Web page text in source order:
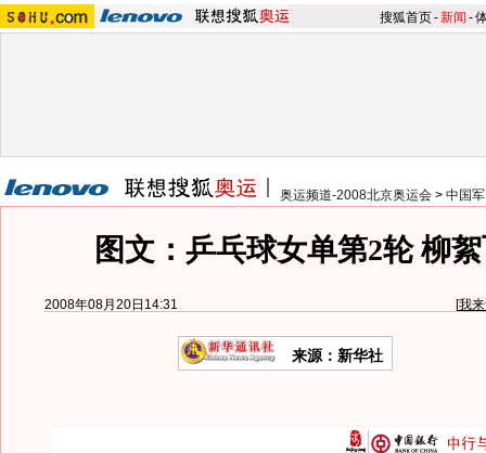
搜狐首页-新闻 -
奥运频道-2008北京奥运会 > 中国
图文：乒乓球女单第2轮 柳
2008年08月20日14:31 [我
来源：新华社